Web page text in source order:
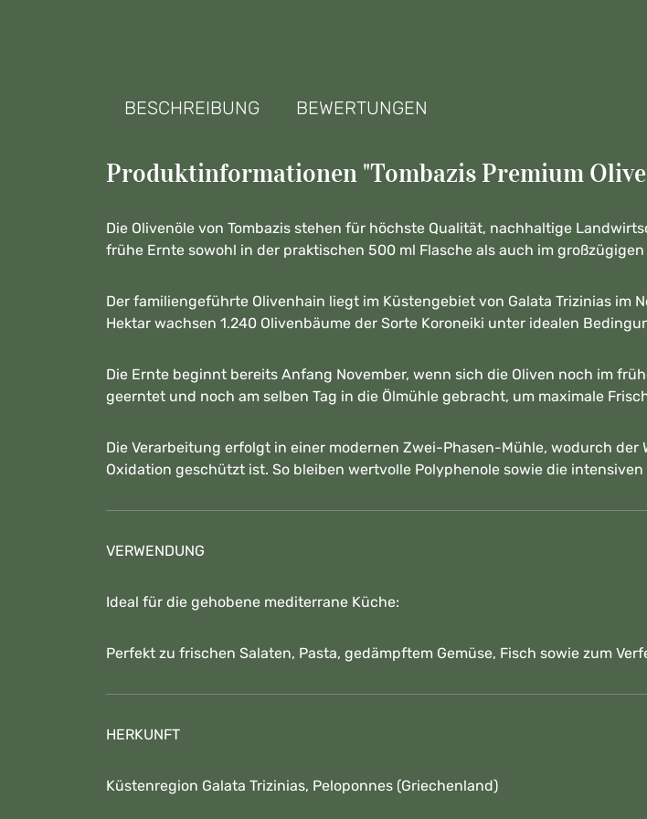
BESCHREIBUNG BEWERTUNGEN
Produktinformationen "Tombazis Premium
Die Olivenöle von Tombazis stehen für höchste Qualität, nachhaltige
frühe Ernte sowohl in der praktischen 500 ml Flasche als auch im großzügigen
Der familiengeführte Olivenhain liegt im Küstengebiet von Galata Trizinias im
Hektar wachsen 1.240 Olivenbäume der Sorte Koroneiki unter idealen
Die Ernte beginnt bereits Anfang November, wenn sich die Oliven noch im
geerntet und noch am selben Tag in die Ölmühle gebracht, um maximale
Die Verarbeitung erfolgt in einer modernen Zwei-Phasen-Mühle, wodurch
Oxidation geschützt ist. So bleiben wertvolle Polyphenole sowie die
VERWENDUNG
Ideal für die gehobene mediterrane Küche:
Perfekt zu frischen Salaten, Pasta, gedämpftem Gemüse, Fisch sowie zum
HERKUNFT
Küstenregion Galata Trizinias, Peloponnes (Griechenland)